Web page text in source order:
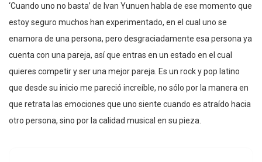
‘Cuando uno no basta’ de Ivan Yunuen habla de ese momento que
estoy seguro muchos han experimentado, en el cual uno se
enamora de una persona, pero desgraciadamente esa persona ya
cuenta con una pareja, así que entras en un estado en el cual
quieres competir y ser una mejor pareja. Es un rock y pop latino
que desde su inicio me pareció increíble, no sólo por la manera en
que retrata las emociones que uno siente cuando es atraído hacia
otro persona, sino por la calidad musical en su pieza.